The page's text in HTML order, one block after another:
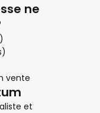
ne
vente
et